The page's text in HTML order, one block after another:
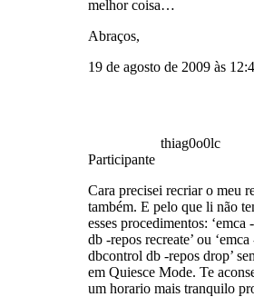
melhor coisa…
Abraços,
19 de agosto de 2009 às
thiag0o0lc
Participante
Cara precisei recriar o meu
também. E pelo que li não
esses procedimentos:
db -repos recreate’ ou
dbcontrol db -repos drop’
em Quiesce Mode. Te
um horario mais tranquilo